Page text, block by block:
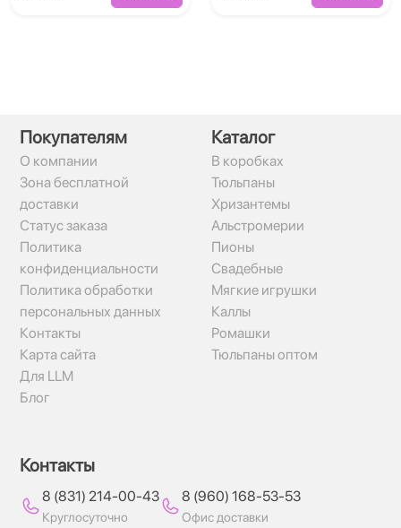
Покупателям
О компании
Зона бесплатной
доставки
Статус заказа
Политика
конфиденциальности
Политика обработки
персональных данных
Контакты
Карта сайта
Для LLM
Блог
Каталог
В коробках
Тюльпаны
Хризантемы
Альстромерии
Пионы
Свадебные
Мягкие игрушки
Каллы
Ромашки
Тюльпаны оптом
Контакты
8 (831) 214-00-43
Круглосуточно
8 (960) 168-53-53
Офис доставки